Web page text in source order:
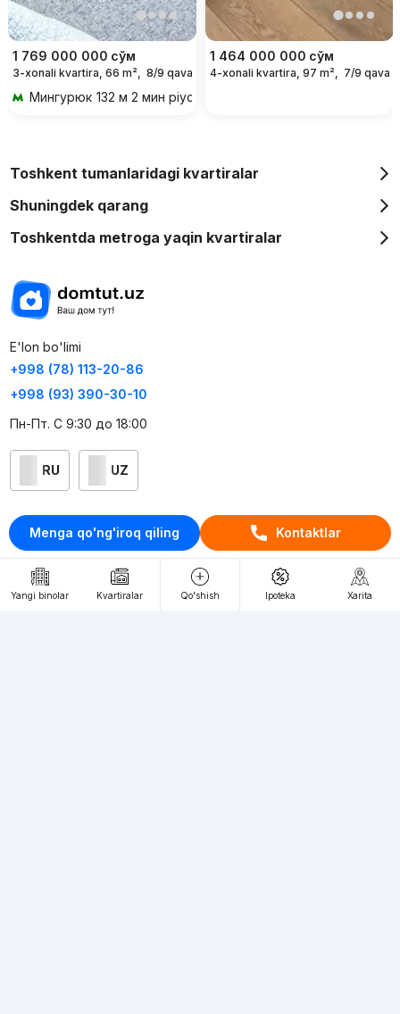
Menga qo'ng'iroq qiling Kontaktlar
1 769 000 000 сўм
3-xonali kvartira, 66 m², 8/9 qavat
Мингурюк 132 м 2 мин piyoda
1 464 000 000 сўм
4-xonali kvartira, 97 m², 7/9 qavat
Yangi binolar Kvartiralar Qo'shish Ipoteka Xarita
Toshkent tumanlaridagi kvartiralar
Shuningdek qarang
Toshkentda metroga yaqin kvartiralar
E'lon bo'limi
+998 (78) 113-20-86
+998 (93) 390-30-10
Пн-Пт. С 9:30 до 18:00
RU UZ
Kontaktlar
loyiha haqida
Webnow © loyihasi